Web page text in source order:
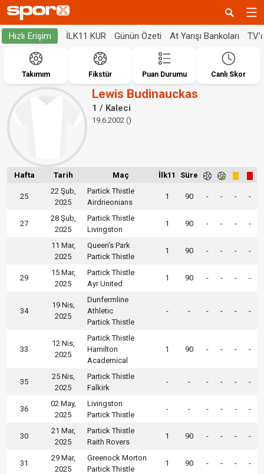
Hızlı Erişim İLK11 KUR Günün Özeti At Yarışı Bankoları
Takımım Fikstür Puan Durumu Canlı Skor
Lewis Budinauckas
1 / Kaleci
19.6.2002 ()
Hafta Tarih Maç İlk11 Süre
25
22 Şub,
2025
Partick Thistle
Airdrieonians
1 90 - - - -
27
28 Şub,
2025
Partick Thistle
Livingston
1 90 - - - -
11 Mar,
2025
Queen's Park
Partick Thistle
1 90 - - - -
29
15 Mar,
2025
Partick Thistle
Ayr United
1 90 - - - -
34
19 Nis,
2025
Dunfermline
Athletic
Partick Thistle
- - - - - -
33
12 Nis,
2025
Partick Thistle
Hamilton
Academical
1 90 - - - -
35
25 Nis,
2025
Partick Thistle
Falkirk
- - - - - -
36
02 May,
2025
Livingston
Partick Thistle
- - - - - -
30
21 Mar,
2025
Partick Thistle
Raith Rovers
1 90 - - - -
31
29 Mar,
2025
Greenock Morton
Partick Thistle
1 90 - - - -